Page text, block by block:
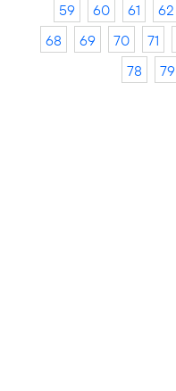
59
60 61 62
68
69 70 71
78
79